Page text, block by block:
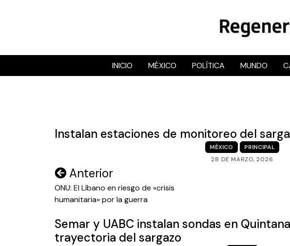
RegeneraciónMX
Sitio de noticias
INICIO MÉXICO POLÍTICA MUNDO
Instalan estaciones de monitoreo del
MÉXICO
PRINCIPAL
28 DE MARZO, 2026
Navegación
de
entradas
Anterior
ONU: El Líbano en riesgo de «crisis
humanitaria» por la guerra
Semar y UABC instalan sondas en
trayectoria del sargazo